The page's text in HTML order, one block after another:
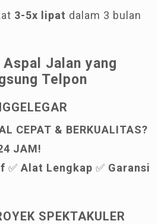
3-5x lipat dalam 3 bulan
Jalan yang
Telpon
CEPAT & BERKUALITAS?
JAM!
✅ Alat Lengkap ✅ Garansi
SPEKTAKULER